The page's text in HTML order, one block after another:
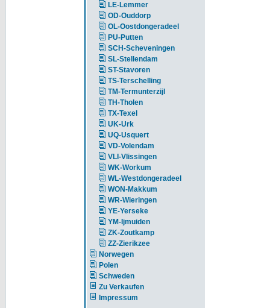
LE-Lemmer
OD-Ouddorp
OL-Oostdongeradeel
PU-Putten
SCH-Scheveningen
SL-Stellendam
ST-Stavoren
TS-Terschelling
TM-Termunterzijl
TH-Tholen
TX-Texel
UK-Urk
UQ-Usquert
VD-Volendam
VLI-Vlissingen
WK-Workum
WL-Westdongeradeel
WON-Makkum
WR-Wieringen
YE-Yerseke
YM-Ijmuiden
ZK-Zoutkamp
ZZ-Zierikzee
Norwegen
Polen
Schweden
Zu Verkaufen
Impressum